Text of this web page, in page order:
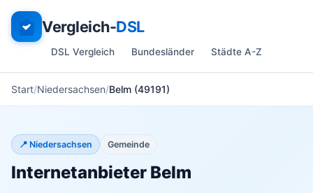
Vergleich-DSL
DSL Vergleich Bundesländer Städte A-Z
Start Niedersachsen Belm (49191)
📍 Niedersachsen Gemeinde
Internetanbieter Belm